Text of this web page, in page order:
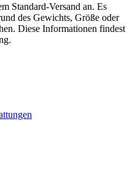
Standard-Versand an. Es
des Gewichts, Größe oder
Diese Informationen findest